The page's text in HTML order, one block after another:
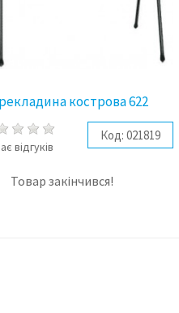
кострова 622
відгуків
Код: 021819
Товар закінчився!